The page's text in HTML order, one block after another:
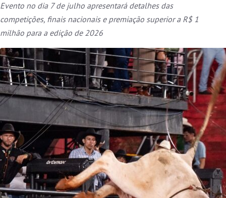
Evento no dia 7 de julho apresentará detalhes das
competições, finais nacionais e premiação superior a R$ 1
milhão para a edição de 2026